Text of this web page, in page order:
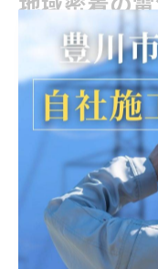
注意点
地域密着型電気工
地域密着型の電気
応とアフターサポ
橋市や犬山市では
物や設備の特性に
の気候や住宅事情